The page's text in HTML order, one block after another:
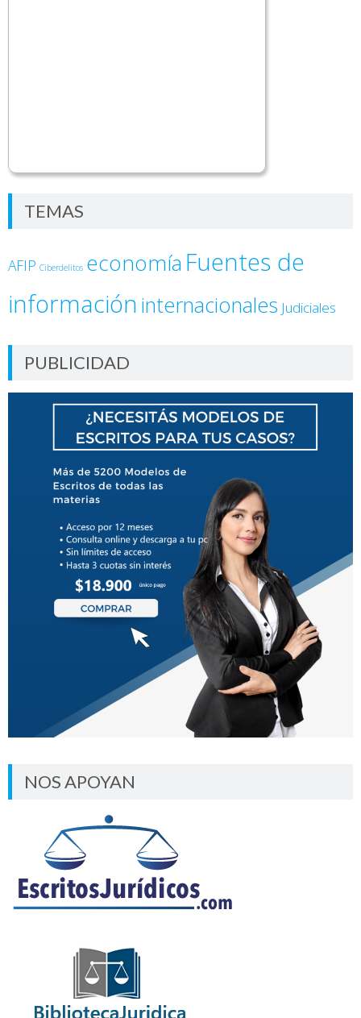
TEMAS
AFIP Ciberdelitos economía Fuentes de
información internacionales Judiciales
PUBLICIDAD
NOS APOYAN